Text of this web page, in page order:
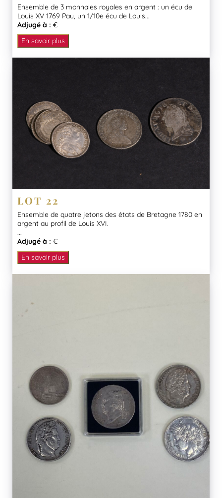
Ensemble de 3 monnaies royales en argent : un écu de
Louis XV 1769 Pau, un 1/10e écu de Louis...
Adjugé à : €
En savoir plus
LOT 22
Ensemble de quatre jetons des états de Bretagne 1780 en
argent au profil de Louis XVI.
...
Adjugé à : €
En savoir plus